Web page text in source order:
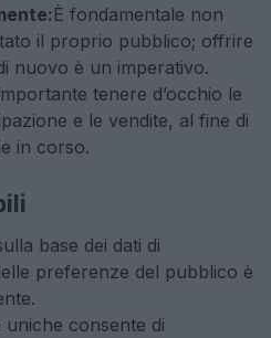
È fondamentale non
il proprio pubblico; offrire
nuovo è un imperativo.
tenere d’occhio le
e le vendite, al fine di
in corso.
base dei dati di
preferenze del pubblico è
consente di